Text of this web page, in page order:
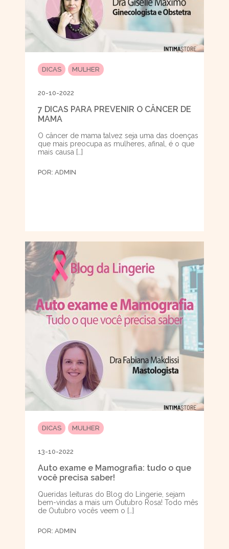
DICAS MULHER
20-10-2022
7 DICAS PARA PREVENIR O CÂNCER DE
MAMA
O câncer de mama talvez seja uma das doenças
que mais preocupa as mulheres, afinal, é o que
mais causa […]
POR: ADMIN
DICAS MULHER
13-10-2022
Auto exame e Mamografia: tudo o que
você precisa saber!
Queridas leituras do Blog do Lingerie, sejam
bem-vindas a mais um Outubro Rosa! Todo mês
de Outubro vocês veem o […]
POR: ADMIN